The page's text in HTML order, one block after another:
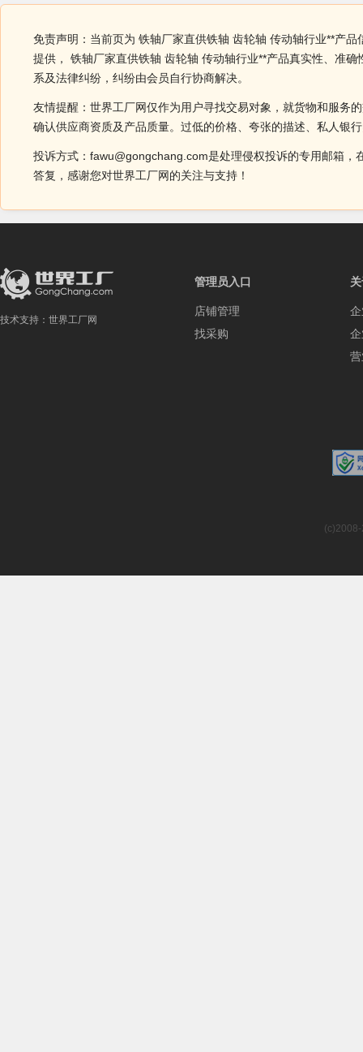
免责声明：当前页为 铁轴厂家直供铁轴 齿轮轴 传动轴行业**产
提供， 铁轴厂家直供铁轴 齿轮轴 传动轴行业**产品真实性、准
系及法律纠纷，纠纷由会员自行协商解决。
友情提醒：世界工厂网仅作为用户寻找交易对象，就货物和服务
确认供应商资质及产品质量。过低的价格、夸张的描述、私人银
投诉方式：fawu@gongchang.com是处理侵权投诉的专用邮箱
答复，感谢您对世界工厂网的关注与支持！
技术支持： 世界工厂网
管理员入口
店铺管理
找采购